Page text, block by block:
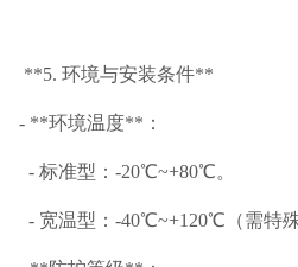
**5. 环境与安装条件**
- **环境温度**：
- 标准型：-20℃~+80℃。
- 宽温型：-40℃~+120℃（需特